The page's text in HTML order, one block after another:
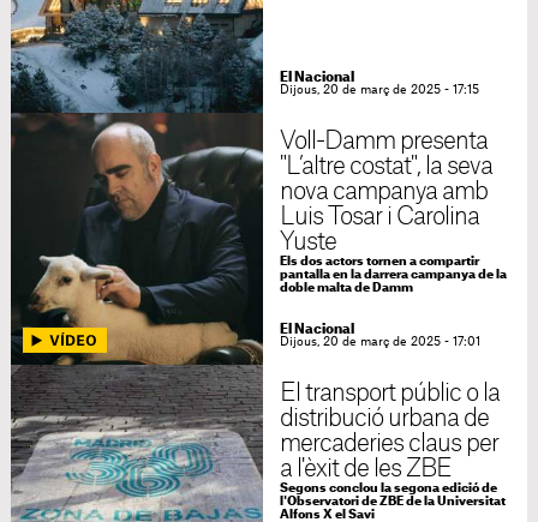
El Nacional
Dijous, 20 de març de 2025 - 17:15
Voll-Damm presenta
"L’altre costat", la seva
nova campanya amb
Luis Tosar i Carolina
Yuste
Els dos actors tornen a compartir
pantalla en la darrera campanya de la
doble malta de Damm
El Nacional
Dijous, 20 de març de 2025 - 17:01
El transport públic o la
distribució urbana de
mercaderies claus per
a l'èxit de les ZBE
Segons conclou la segona edició de
l'Observatori de ZBE de la Universitat
Alfons X el Savi